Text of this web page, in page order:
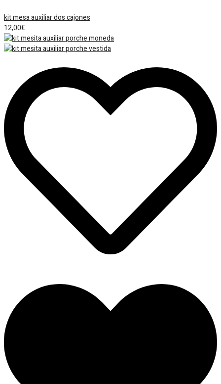
kit mesa auxiliar dos cajones
12,00€